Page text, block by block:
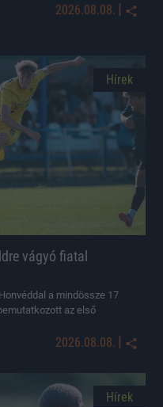
2026.08.08. |
Hírek
vágyó fiatal
a mindössze 17
az első
2026.08.08. |
Hírek